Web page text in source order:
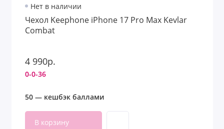
Нет в наличии
Чехол Keephone iPhone 17 Pro Max Kevlar
Combat
4 990р.
0-0-36
50 — кешбэк баллами
В корзину